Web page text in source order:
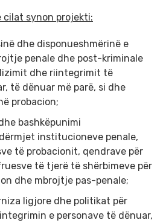
cilat synon projekti:
dhe disponueshmërinë e
penale dhe post-kriminale
dhe riintegrimit të
të dënuar më parë, si dhe
probacion;
bashkëpunimi
institucioneve penale,
të probacionit, qendrave për
të tjerë të shërbimeve për
dhe mbrojtje pas-penale;
ligjore dhe politikat për
e personave të dënuar,